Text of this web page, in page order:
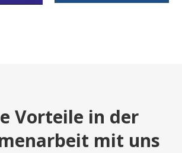
Vorteile in der
mit uns